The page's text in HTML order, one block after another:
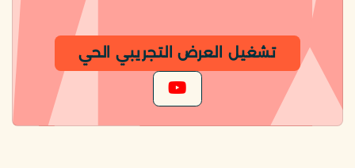
تشغيل العرض التجريبي الحي